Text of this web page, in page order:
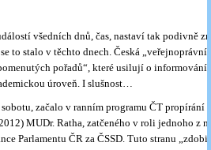
všedních dnů, čas, nastaví tak podivně
to stalo v těchto dnech. Česká
pořadů“, které usilují o informování
úroveň. I slušnost…
začalo v ranním programu ČT propírání
MUDr. Ratha, zatčeného v roli jednoho z
Parlamentu ČR za ČSSD. Tuto stranu